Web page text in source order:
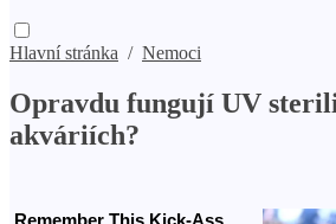
Hlavní stránka / Nemoci
Opravdu fungují UV
akváriích?